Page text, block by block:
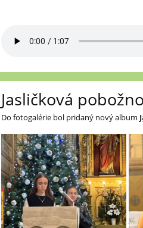
Jasličková
Do fotogalérie bol pridaný nový album